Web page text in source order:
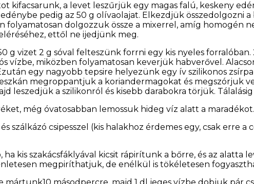
kifacsarunk, a levet leszűrjük egy magas falú, keskeny
pedig az 50 g olívaolajat. Elkezdjük összedolgozni
dolgozzuk össze a mixerrel, amíg homogén
ettől ne ijedjünk meg.
g vizet 2 g sóval felteszünk forrni egy kis nyeles
vízbe, miközben folyamatosan keverjük habverővel.
egy nagyobb tepsire helyezünk egy ív szilikonos
megroppantjuk a koriandermagokat és megszórjuk
leszedjük a szilikonról és kisebb darabokra törjük.
még óvatosabban lemossuk hideg víz alatt a maradékot.
csipesszel (kis halakhoz érdemes egy, csak erre
kis szakácsfáklyával kicsit rápirítunk a bőrre, és az alatta
megpiríthatjuk, de enélkül is tökéletesen